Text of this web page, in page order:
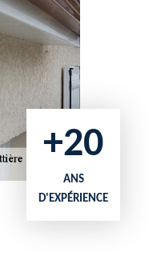
+20
ANS
D'EXPÉRIENCE